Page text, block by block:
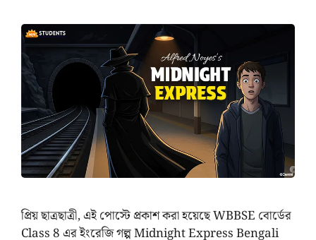
প্রিয় ছাত্রছাত্রী, এই পোস্টে প্রকাশ করা হয়েছে WBBSE বোর্ডের
Class 8 এর ইংরেজি গল্প Midnight Express Bengali